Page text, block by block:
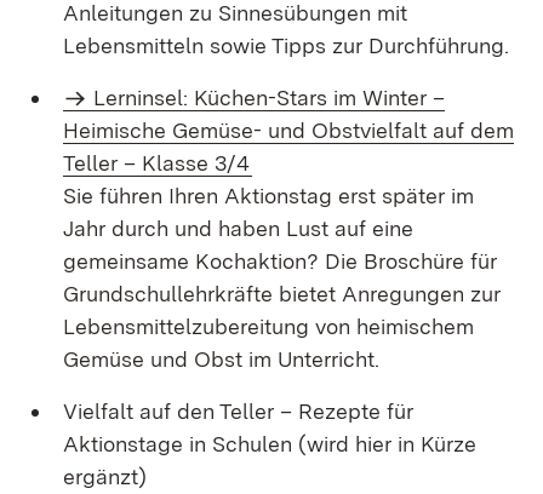
Anleitungen zu Sinnesübungen mit
Lebensmitteln sowie Tipps zur Durchführung.
Lerninsel: Küchen-Stars im Winter –
Heimische Gemüse- und Obstvielfalt auf dem
Teller – Klasse 3/4
Sie führen Ihren Aktionstag erst später im
Jahr durch und haben Lust auf eine
gemeinsame Kochaktion? Die Broschüre für
Grundschullehrkräfte bietet Anregungen zur
Lebensmittelzubereitung von heimischem
Gemüse und Obst im Unterricht.
Vielfalt auf den Teller – Rezepte für
Aktionstage in Schulen (wird hier in Kürze
ergänzt)